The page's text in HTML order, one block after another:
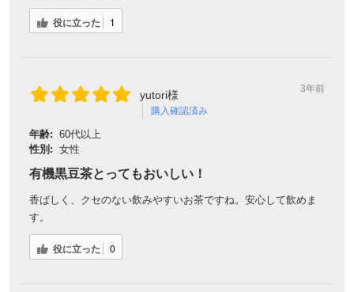
役に立った 1
yutori様
購入確認済み
3年前
年齢: 60代以上
性別: 女性
有機黒豆茶とってもおいしい！
香ばしく、クセのない飲みやすいお茶ですね。安心して飲めま
す。
役に立った 0